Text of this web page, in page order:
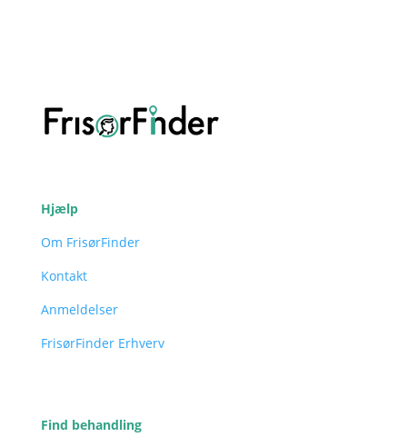
Hjælp
Om FrisørFinder
Kontakt
Anmeldelser
FrisørFinder Erhverv
Find behandling